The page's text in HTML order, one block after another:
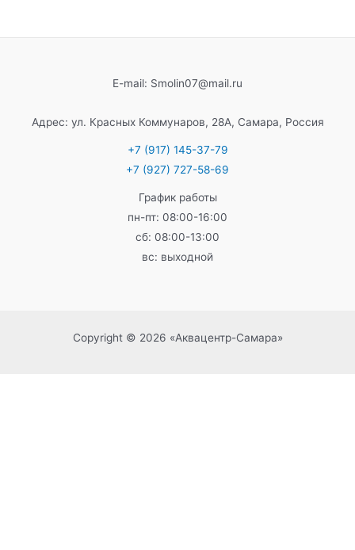
E-mail: Smolin07@mail.ru
Адрес: ул. Красных Коммунаров, 28А, Самара, Россия
+7 (917) 145-37-79
+7 (927) 727-58-69
График работы
пн-пт: 08:00-16:00
сб: 08:00-13:00
вс: выходной
Copyright © 2026 «Аквацентр-Самара»